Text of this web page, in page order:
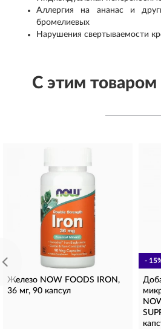
Аллергия на ананас и
бромелиевых
Нарушения свертываемости
С этим
Железо NOW FOODS IRON,
36 мг, 90 капсул
-